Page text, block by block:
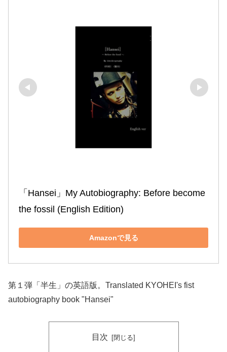
「Hansei」My Autobiography: Before become
the fossil (English Edition)
Amazonで見る
第１弾「半生」の英語版。Translated KYOHEI's fist
autobiography book "Hansei"
目次